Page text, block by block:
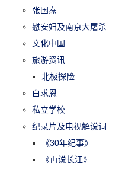
张国焘
慰安妇及南京大屠杀
文化中国
旅游资讯
北极探险
白求恩
私立学校
纪录片及电视解说词
《30年纪事》
《再说长江》